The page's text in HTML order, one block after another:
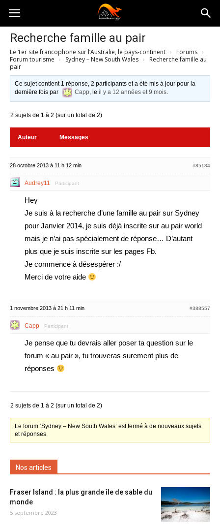
Australia-
australie.com
Recherche famille au pair
Le 1er site francophone sur l’Australie, le pays-continent › Forums ›
Forum tourisme › Sydney – New South Wales ›
Recherche famille au
pair
Ce sujet contient 1 réponse, 2 participants et a été mis à jour pour la
dernière fois par
Capp, leil y a 12 années et 9 mois.
2 sujets de 1 à 2 (sur un total de 2)
Auteur Messages
28 octobre 2013 à 11 h 12 min #85184
Audrey11 Participant
Hey
Je suis à la recherche d’une famille au pair sur Sydney
pour Janvier 2014, je suis déjà inscrite sur au pair world
mais je n’ai pas spécialement de réponse… D’autant
plus que je suis inscrite sur les pages Fb.
Je commence à désespérer :/
Merci de votre aide
1 novembre 2013 à 21 h 11 min #388557
Capp Participant
Je pense que tu devrais aller poser ta question sur le
forum « au pair », tu trouveras surement plus de
réponses
2 sujets de 1 à 2 (sur un total de 2)
Le forum ‘Sydney – New South Wales’ est fermé à de nouveaux sujets
et réponses.
Nos articles
Fraser Island : la plus grande île de sable du
monde
5 septembre 2023